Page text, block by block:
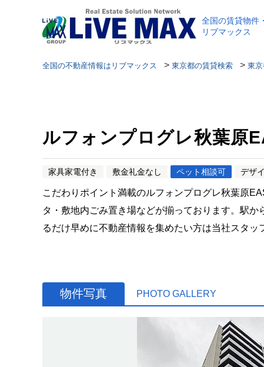
全国の賃貸物件
リブマックス
全国の不動産情報はリブマックス > 東京都の賃貸検索 > 東
ルフォンプログレ秋葉原
家具家電付き 敷金礼金なし ペット相談可 デザ
こだわりポイント満載のルフォンプログレ秋葉原
タ・敷地内ごみ置き場などが揃っております。駅
るだけ早めに不動産情報を集めたい方は当社スタ
物件写真 PHOTO GALLERY